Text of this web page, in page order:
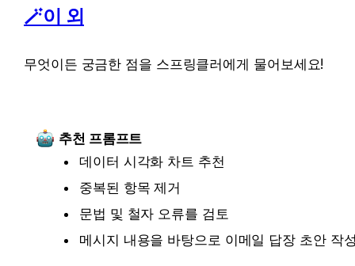
🪄이 외
무엇이든 궁금한 점을 스프링클러에게 물어보세요!
추천 프롬프트
데이터 시각화 차트 추천
중복된 항목 제거
문법 및 철자 오류를 검토
메시지 내용을 바탕으로 이메일 답장 초안 작